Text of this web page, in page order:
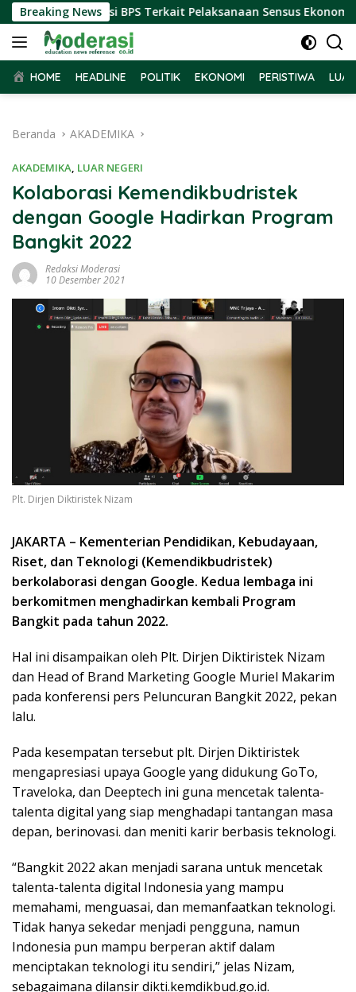
Langsung
ke
konten
Breaking News
Audiensi BPS Terkait Pelaksanaan Sensus Ekonomi 2026
HOME HEADLINE POLITIK EKONOMI PERISTIWA
Beranda AKADEMIKA
AKADEMIKA, LUAR NEGERI
Kolaborasi Kemendikbudristek
dengan Google Hadirkan Program
Bangkit 2022
Redaksi Moderasi
10 Desember 2021
Plt. Dirjen Diktiristek Nizam
JAKARTA – Kementerian Pendidikan, Kebudayaan,
Riset, dan Teknologi (Kemendikbudristek)
berkolaborasi dengan Google. Kedua lembaga ini
berkomitmen menghadirkan kembali Program
Bangkit pada tahun 2022.
Hal ini disampaikan oleh Plt. Dirjen Diktiristek Nizam
dan Head of Brand Marketing Google Muriel Makarim
pada konferensi pers Peluncuran Bangkit 2022, pekan
lalu.
Pada kesempatan tersebut plt. Dirjen Diktiristek
mengapresiasi upaya Google yang didukung GoTo,
Traveloka, dan Deeptech ini guna mencetak talenta-
talenta digital yang siap menghadapi tantangan masa
depan, berinovasi. dan meniti karir berbasis teknologi.
“Bangkit 2022 akan menjadi sarana untuk mencetak
talenta-talenta digital Indonesia yang mampu
memahami, menguasai, dan memanfaatkan teknologi.
Tidak hanya sekedar menjadi pengguna, namun
Indonesia pun mampu berperan aktif dalam
menciptakan teknologi itu sendiri,” jelas Nizam,
sebagaimana dilansir dikti.kemdikbud.go.id.